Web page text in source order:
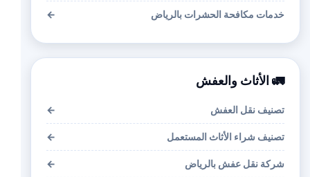
خدمات مكافحة الحشرات بالرياض ←
🚛 الأثاث والعفش
تصنيف نقل العفش ←
تصنيف شراء الأثاث المستعمل ←
شركة نقل عفش بالرياض ←